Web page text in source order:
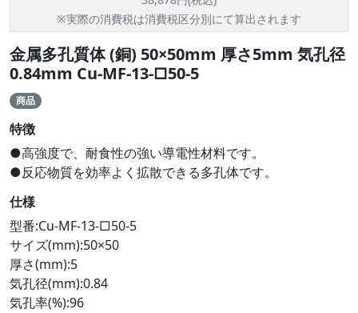
※実際の消費税は消費税区分別にて算出されます
金属多孔質体 (銅) 50×50mm 厚さ5mm 気孔径
0.84mm Cu-MF-13-□50-5
商品
特徴
●高強度で、耐食性の強い導電性材料です。
●反応物質を効率よく拡散できる多孔体です。
仕様
型番:Cu-MF-13-□50-5
サイズ(mm):50×50
厚さ(mm):5
気孔径(mm):0.84
気孔率(%):96